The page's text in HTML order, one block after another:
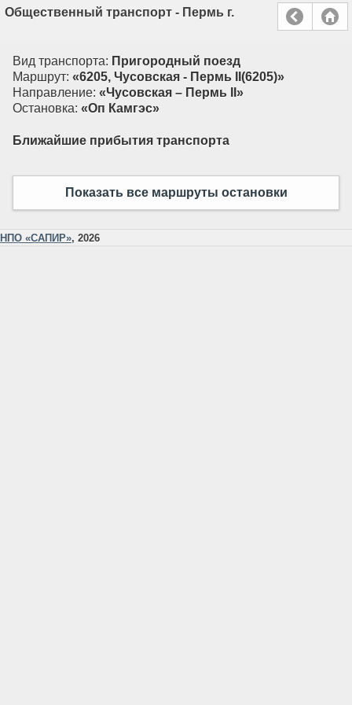
Общественный транспорт - Пермь г.
Вид транспорта: Пригородный поезд
Маршрут: «6205, Чусовская - Пермь II(6205)»
Направление: «Чусовская – Пермь II»
Остановка: «Оп Камгэс»
Ближайшие прибытия транспорта
Показать все маршруты остановки
НПО «САПИР», 2026